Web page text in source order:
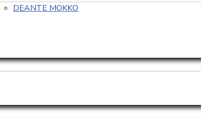
DEANTE MOKKO